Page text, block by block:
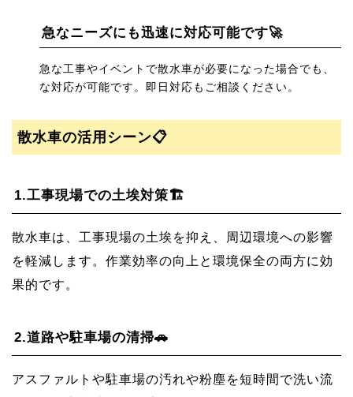
急なニーズにも迅速に対応可能です🚀
急な工事やイベントで散水車が必要になった場合でも、
な対応が可能です。即日対応もご相談ください。
散水車の活用シーン📋
1.工事現場での土埃対策🏗️
散水車は、工事現場の土埃を抑え、周辺環境への影響
を軽減します。作業効率の向上と環境保全の両方に効
果的です。
2.道路や駐車場の清掃🚗
アスファルトや駐車場の汚れや粉塵を短時間で洗い流